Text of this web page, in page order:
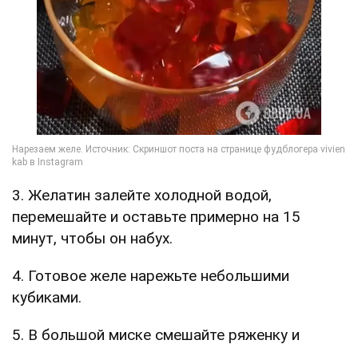
3. Желатин залейте холодной водой,
перемешайте и оставьте примерно на 15
минут, чтобы он набух.
4. Готовое желе нарежьте небольшими
кубиками.
5. В большой миске смешайте ряженку и